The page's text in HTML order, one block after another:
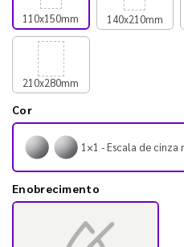
110x150mm 140x210mm
210x280mm
Cor
1×1 - Escala de cinza
Enobrecimento